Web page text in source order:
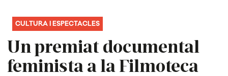
Un premiat documental
feminista a la Filmoteca
CULTURA I ESPECTACLES